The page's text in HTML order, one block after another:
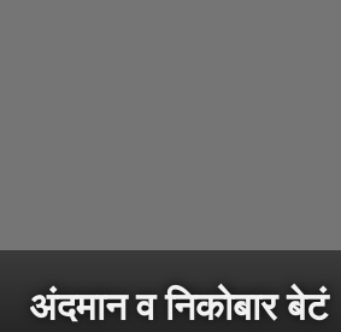
अंदमान व निकोबार बेटं